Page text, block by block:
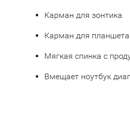
Карман для зонтика
Карман для планшета
Мягкая спинка с
Вмещает ноутбук